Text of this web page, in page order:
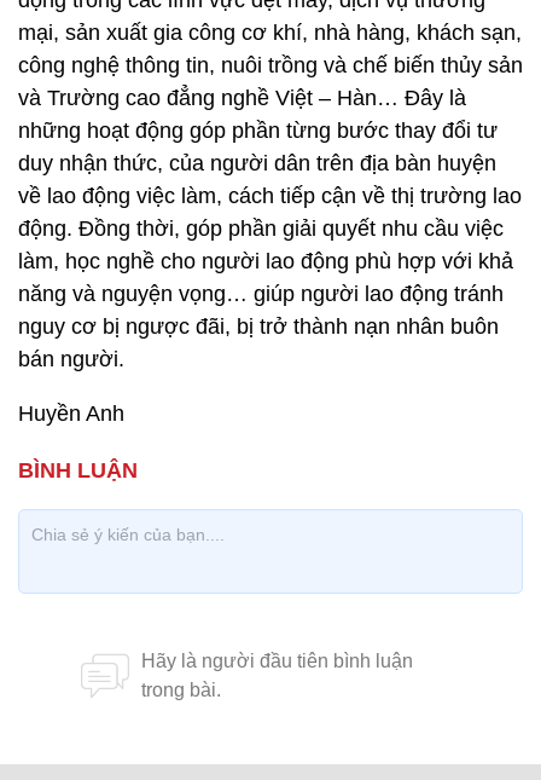
mại, sản xuất gia công cơ khí, nhà hàng, khách sạn,
công nghệ thông tin, nuôi trồng và chế biến thủy sản
và Trường cao đẳng nghề Việt – Hàn… Đây là
những hoạt động góp phần từng bước thay đổi tư
duy nhận thức, của người dân trên địa bàn huyện
về lao động việc làm, cách tiếp cận về thị trường lao
động. Đồng thời, góp phần giải quyết nhu cầu việc
làm, học nghề cho người lao động phù hợp với khả
năng và nguyện vọng… giúp người lao động tránh
nguy cơ bị ngược đãi, bị trở thành nạn nhân buôn
bán người.
Huyền Anh